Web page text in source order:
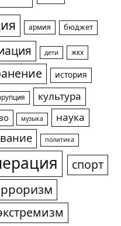
армия бюджет
дети жкх
история
культура
музыка
наука
политика
спорт